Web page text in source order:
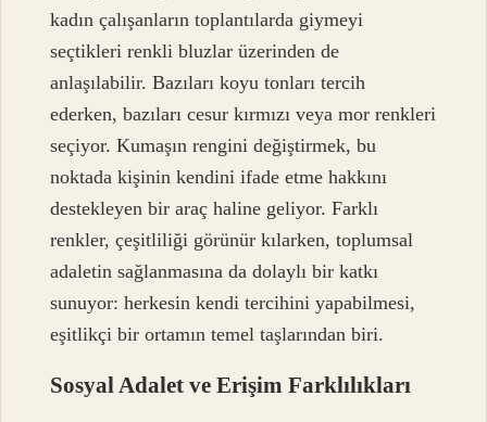
kadın çalışanların toplantılarda giymeyi
seçtikleri renkli bluzlar üzerinden de
anlaşılabilir. Bazıları koyu tonları tercih
ederken, bazıları cesur kırmızı veya mor renkleri
seçiyor. Kumaşın rengini değiştirmek, bu
noktada kişinin kendini ifade etme hakkını
destekleyen bir araç haline geliyor. Farklı
renkler, çeşitliliği görünür kılarken, toplumsal
adaletin sağlanmasına da dolaylı bir katkı
sunuyor: herkesin kendi tercihini yapabilmesi,
eşitlikçi bir ortamın temel taşlarından biri.
Sosyal Adalet ve Erişim Farklılıkları